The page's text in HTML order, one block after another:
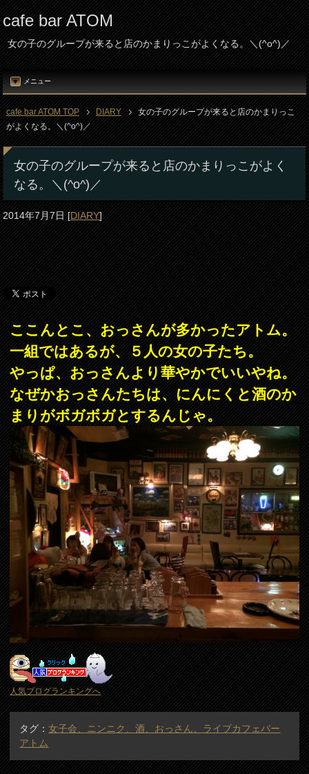
cafe bar ATOM
女の子のグループが来ると店のかまりっこがよくなる。＼(^o^)／
メニュー
cafe bar ATOM TOP DIARY
女の子のグループが来ると店のかまりっこ
がよくなる。＼(^o^)／
女の子のグループが来ると店のかまりっこがよく
なる。＼(^o^)／
2014年7月7日[DIARY]
ここんとこ、おっさんが多かったアトム。
一組ではあるが、５人の女の子たち。
やっぱ、おっさんより華やかでいいやね。
なぜかおっさんたちは、にんにくと酒のか
まりがボガボガとするんじゃ。
人気ブログランキングへ
タグ：女子会、ニンニク、酒、おっさん、ライブカフェバー
アトム